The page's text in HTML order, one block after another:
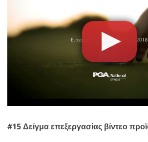
#15 Δείγμα επεξεργασίας βίντεο